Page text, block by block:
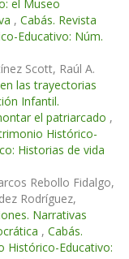
el Museo
, Cabás. Revista
Educativo: Núm.
Scott, Raúl A.
las trayectorias
Infantil.
el patriarcado ,
Histórico-
Historias de vida
Rebollo Fidalgo,
Rodríguez,
Narrativas
, Cabás.
Histórico-Educativo: